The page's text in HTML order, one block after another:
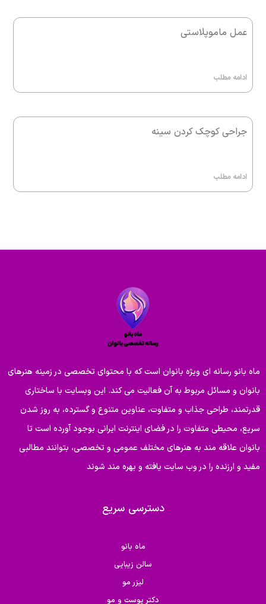
عمل ماموپلاستی
ادامه مطلب
جراحی کوچک کردن سینه
ادامه مطلب
ماه بانو رسانه ای ویژه بانوان است که با محتوای تخصصی در زمینه هنرهای
بانوان و مسائل مربوط به آن فعالیت می کند. این وبسایت با ساختاری
قدرتمند، طراحی جذاب و متفاوت، عناوین متنوع و گسترده، به روز شدن
سریع، محیطی متفاوت را در فضای اینترنت ایرانی بوجود آورده است تا
بانوان علاقه مند به هنرهای مختلف عمومی و تخصصی، بتوانند مطالبی
مفید و ارزنده را در وب سایت یافته و بهره مند شوند
دسترسی سریع
ماه بانو
سالن زیبایی
لیزر مو
دکتر پوست و مو